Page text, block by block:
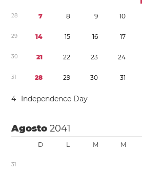
28 7 8 9 10
29 14 15 16 17
30 21 22 23 24
31 28 29 30 31
4 Independence Day
Agosto2041
D L M M
31